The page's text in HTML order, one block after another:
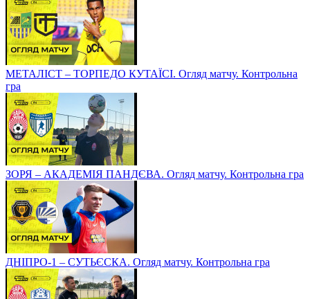
МЕТАЛІСТ – ТОРПЕДО КУТАЇСІ. Огляд матчу. Контрольна
гра
ЗОРЯ – АКАДЕМІЯ ПАНДЄВА. Огляд матчу. Контрольна гра
ДНІПРО-1 – СУТЬЄСКА. Огляд матчу. Контрольна гра